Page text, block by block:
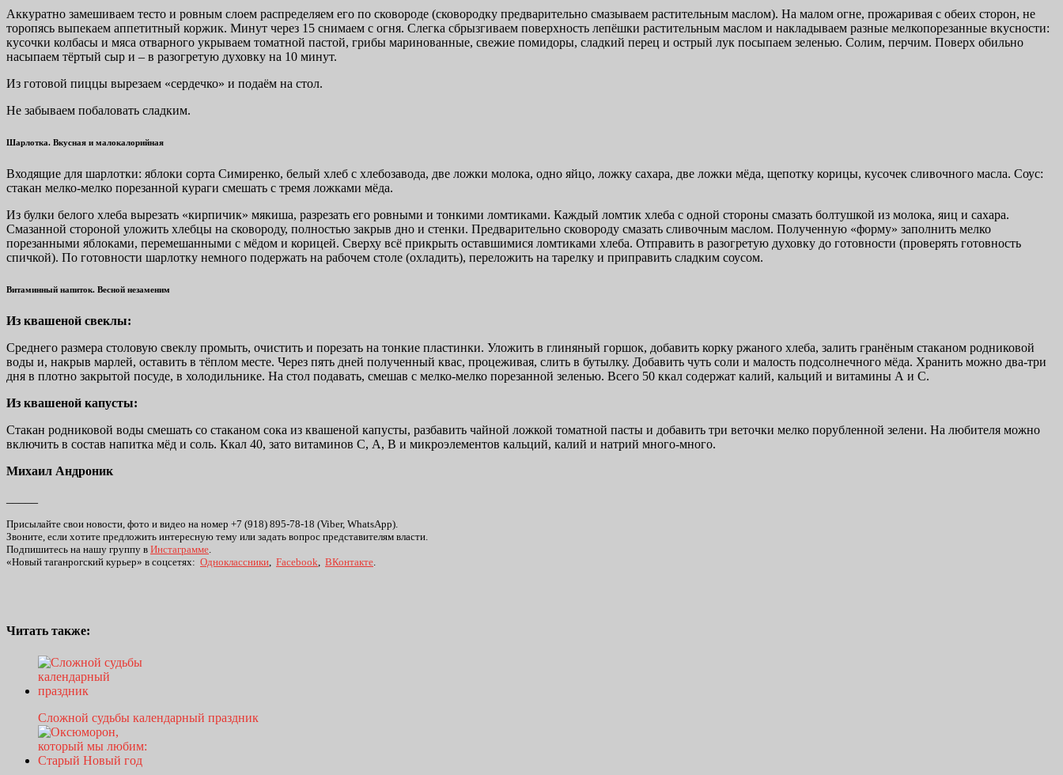
Аккуратно замешиваем тесто и ровным слоем распределяем его по сковороде (сковородку предварительно смазываем растительным маслом). На малом огне, прожаривая с обеих сторон, не
торопясь выпекаем аппетитный коржик. Минут через 15 снимаем с огня. Слегка сбрызгиваем поверхность лепёшки растительным маслом и накладываем разные мелкопорезанные вкусности:
кусочки колбасы и мяса отварного укрываем томатной пастой, грибы маринованные, свежие помидоры, сладкий перец и острый лук посыпаем зеленью. Солим, перчим. Поверх обильно
насыпаем тёртый сыр и – в разогретую духовку на 10 минут.
Из готовой пиццы вырезаем «сердечко» и подаём на стол.
Не забываем побаловать сладким.
Шарлотка. Вкусная и малокалорийная
Входящие для шарлотки: яблоки сорта Симиренко, белый хлеб с хлебозавода, две ложки молока, одно яйцо, ложку сахара, две ложки мёда, щепотку корицы, кусочек сливочного масла. Соус:
стакан мелко-мелко порезанной кураги смешать с тремя ложками мёда.
Из булки белого хлеба вырезать «кирпичик» мякиша, разрезать его ровными и тонкими ломтиками. Каждый ломтик хлеба с одной стороны смазать болтушкой из молока, яиц и сахара.
Смазанной стороной уложить хлебцы на сковороду, полностью закрыв дно и стенки. Предварительно сковороду смазать сливочным маслом. Полученную «форму» заполнить мелко
порезанными яблоками, перемешанными с мёдом и корицей. Сверху всё прикрыть оставшимися ломтиками хлеба. Отправить в разогретую духовку до готовности (проверять готовность
спичкой). По готовности шарлотку немного подержать на рабочем столе (охладить), переложить на тарелку и приправить сладким соусом.
Витаминный напиток. Весной незаменим
Из квашеной свеклы:
Среднего размера столовую свеклу промыть, очистить и порезать на тонкие пластинки. Уложить в глиняный горшок, добавить корку ржаного хлеба, залить гранёным стаканом родниковой
воды и, накрыв марлей, оставить в тёплом месте. Через пять дней полученный квас, процеживая, слить в бутылку. Добавить чуть соли и малость подсолнечного мёда. Хранить можно два-три
дня в плотно закрытой посуде, в холодильнике. На стол подавать, смешав с мелко-мелко порезанной зеленью. Всего 50 ккал содержат калий, кальций и витамины А и С.
Из квашеной капусты:
Стакан родниковой воды смешать со стаканом сока из квашеной капусты, разбавить чайной ложкой томатной пасты и добавить три веточки мелко порубленной зелени. На любителя можно
включить в состав напитка мёд и соль. Ккал 40, зато витаминов С, А, В и микроэлементов кальций, калий и натрий много-много.
Михаил Андроник
Присылайте свои новости, фото и видео на номер +7 (918) 895-78-18 (Viber, WhatsApp).
Звоните, если хотите предложить интересную тему или задать вопрос представителям власти.
Подпишитесь на нашу группу в Инстаграмме.
«Новый таганрогский курьер» в соцсетях: Одноклассники, Facebook, ВКонтакте.
Читать также:
Сложной судьбы календарный праздник